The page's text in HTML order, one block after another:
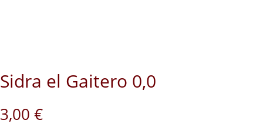
Sidra el Gaitero 0,0
3,00 €